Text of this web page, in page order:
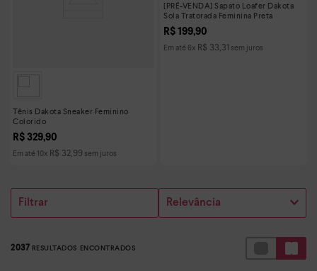
Tênis Dakota Sneaker Feminino
Colorido
R$ 329,90
Em até10x R$ 32,99 sem juros
[PRÉ-VENDA] Sapato Loafer Dakota
Sola Tratorada Feminina Preta
R$ 199,90
Em até 6x R$ 33,31 sem juros
Filtrar Relevância
2037